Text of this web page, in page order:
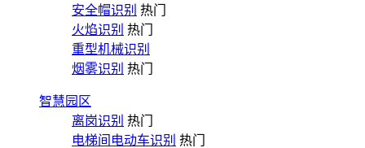
安全帽识别 热门
火焰识别 热门
重型机械识别
烟雾识别 热门
智慧园区
离岗识别 热门
电梯间电动车识别 热门